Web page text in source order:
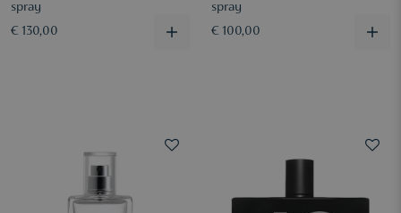
spray
€ 130,00
spray
€ 100,00